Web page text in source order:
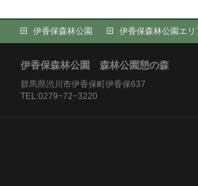
伊香保森林公園 伊香保森林公園エリ
伊香保森林公園 森林公園憩の森
群馬県渋川市伊香保町伊香保637
TEL:0279−72−3220